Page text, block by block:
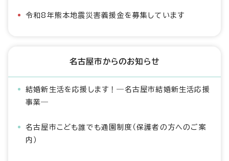
令和8年熊本地震災害義援金を募集しています
名古屋市からのお知らせ
結婚新生活を応援します！―名古屋市結婚新生活応援
事業―
名古屋市こども誰でも通園制度（保護者の方へのご案
内）